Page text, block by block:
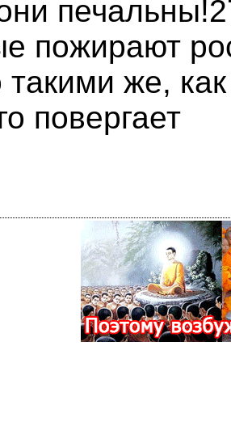
пожирают
такими же,
повергает